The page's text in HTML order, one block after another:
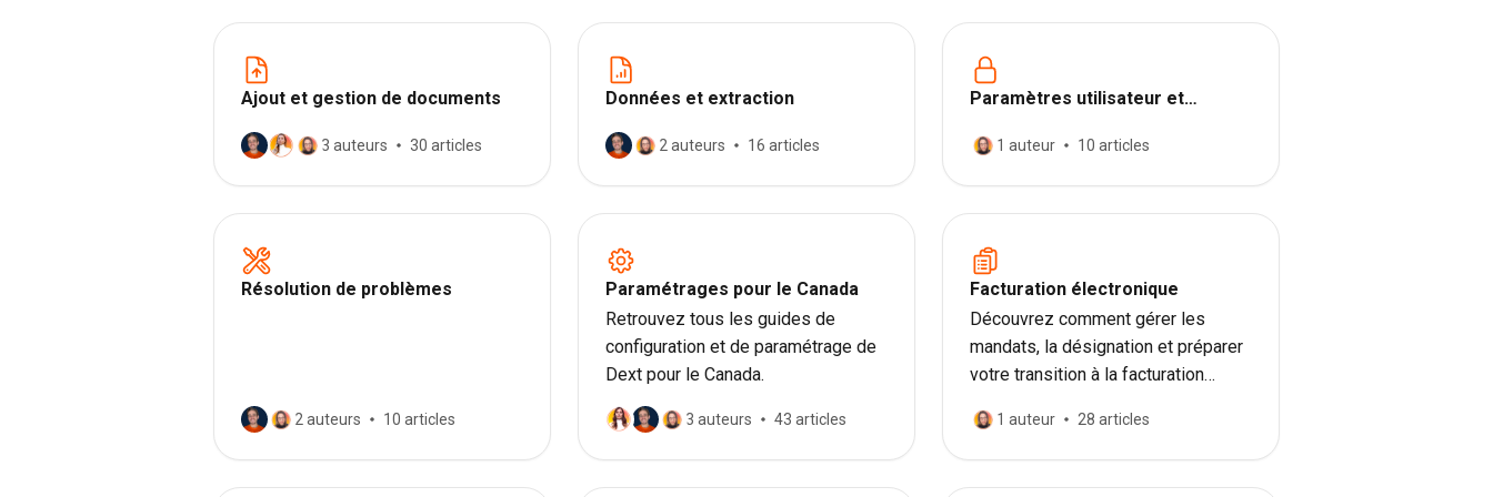
Ajout et gestion de documents
3 auteurs 30 articles
Données et extraction
2 auteurs 16 articles
Paramètres utilisateur et
1 auteur 10 articles
Résolution de problèmes
2 auteurs 10 articles
Paramétrages pour le Canada
Retrouvez tous les guides de
configuration et de paramétrage de
Dext pour le Canada.
3 auteurs 43 articles
Facturation électronique
Découvrez comment gérer les
mandats, la désignation et préparer
votre transition à la facturation
1 auteur 28 articles